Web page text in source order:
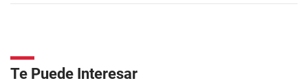
Te Puede Interesar